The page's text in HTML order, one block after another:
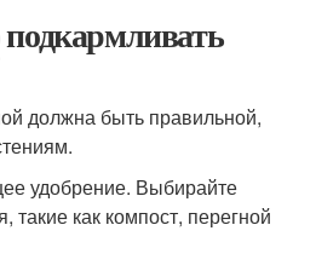
должна быть правильной,
удобрение. Выбирайте
такие как компост, перегной